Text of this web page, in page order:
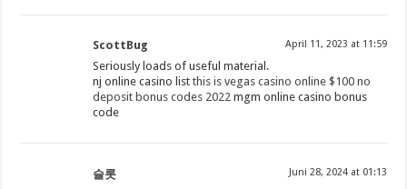
ScottBug April 11, 2023 at 11:59
Seriously loads of useful material.
nj online casino listthis is vegas casino online $100 no
deposit bonus codes 2022 mgm online casino bonus
code
슬롯 Juni 28, 2024 at 01:13